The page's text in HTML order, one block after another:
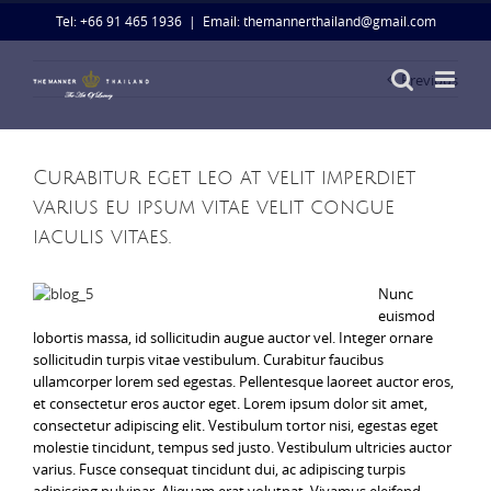
Tel: +66 91 465 1936 | Email: themannerthailand@gmail.com
Previous
Curabitur eget leo at velit imperdiet
varius eu ipsum vitae velit congue
iaculis vitaes.
Nunc
euismod
lobortis massa, id sollicitudin augue auctor vel. Integer ornare
sollicitudin turpis vitae vestibulum. Curabitur faucibus
ullamcorper lorem sed egestas. Pellentesque laoreet auctor eros,
et consectetur eros auctor eget. Lorem ipsum dolor sit amet,
consectetur adipiscing elit. Vestibulum tortor nisi, egestas eget
molestie tincidunt, tempus sed justo. Vestibulum ultricies auctor
varius. Fusce consequat tincidunt dui, ac adipiscing turpis